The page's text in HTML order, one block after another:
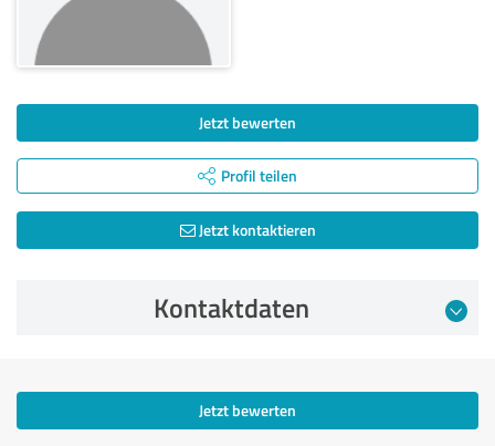
Jetzt bewerten
Profil teilen
Jetzt kontaktieren
Kontaktdaten
Jetzt bewerten